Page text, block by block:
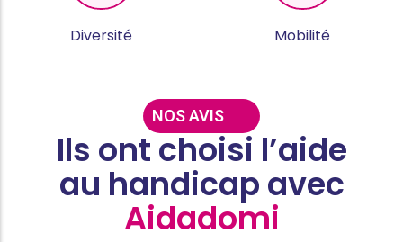
Diversité Mobilité
NOS AVIS
Ils ont choisi l’aide
au handicap avec
Aidadomi